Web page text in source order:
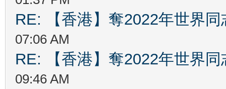
RE: 【香港】奪2022年世界
07:06 AM
RE: 【香港】奪2022年世界
09:46 AM